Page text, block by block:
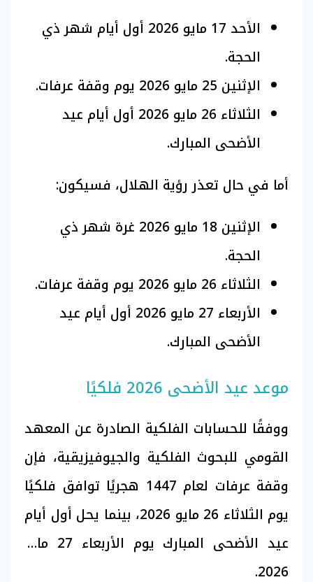
الأحد 17 مايو 2026 أول أيام شهر ذي
الحجة.
الإثنين 25 مايو 2026 يوم وقفة عرفات.
الثلاثاء 26 مايو 2026 أول أيام عيد
الأضحى المبارك.
أما في حال تعذر رؤية الهلال، فسيكون:
الإثنين 18 مايو 2026 غرة شهر ذي
الحجة.
الثلاثاء 26 مايو 2026 يوم وقفة عرفات.
الأربعاء 27 مايو 2026 أول أيام عيد
الأضحى المبارك.
موعد عيد الأضحى 2026 فلكيًا
ووفقًا للحسابات الفلكية الصادرة عن المعهد
القومي للبحوث الفلكية والجيوفيزيقية، فإن
وقفة عرفات لعام 1447 هجريًا توافق فلكيًا
يوم الثلاثاء 26 مايو 2026، بينما يحل أول أيام
عيد الأضحى المبارك يوم الأربعاء 27 مايو
2026.